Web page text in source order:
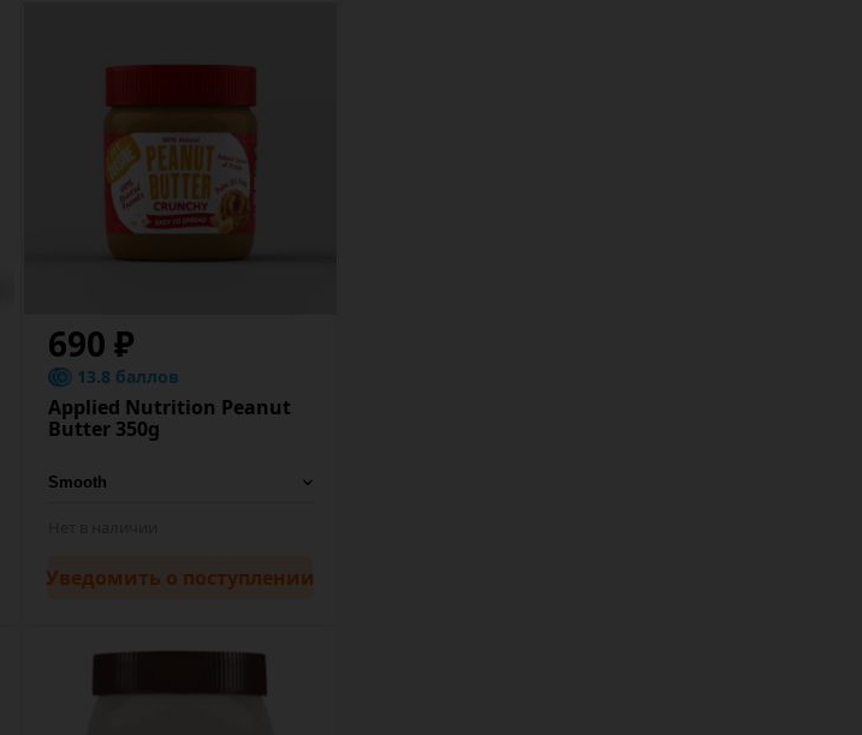
690 ₽
13.8 баллов
Applied Nutrition Peanut
Butter 350g
Уведомить о поступлении